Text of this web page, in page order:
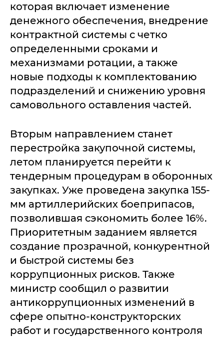
которая включает изменение
денежного обеспечения, внедрение
контрактной системы с четко
определенными сроками и
механизмами ротации, а также
новые подходы к комплектованию
подразделений и снижению уровня
самовольного оставления частей.
Вторым направлением станет
перестройка закупочной системы,
летом планируется перейти к
тендерным процедурам в оборонных
закупках. Уже проведена закупка 155-
мм артиллерийских боеприпасов,
позволившая сэкономить более 16%.
Приоритетным заданием является
создание прозрачной, конкурентной
и быстрой системы без
коррупционных рисков. Также
министр сообщил о развитии
антикоррупционных изменений в
сфере опытно-конструкторских
работ и государственного контроля